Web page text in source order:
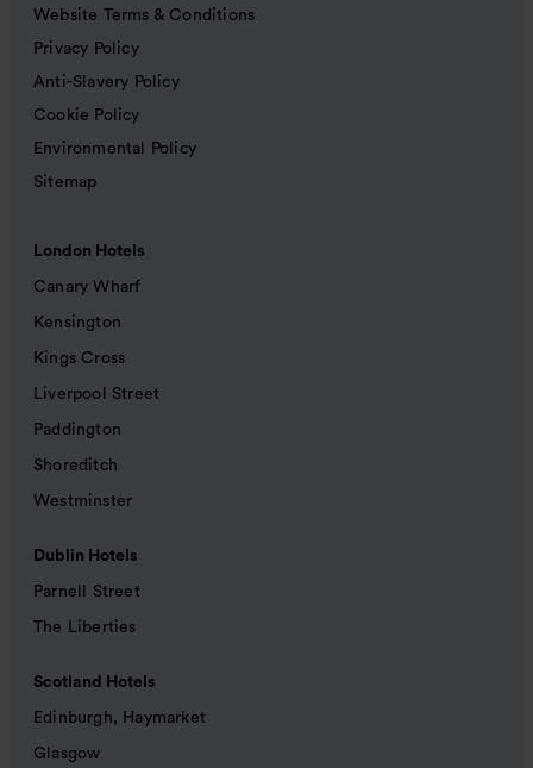
Website Terms & Conditions
Privacy Policy
Anti-Slavery Policy
Cookie Policy
Environmental Policy
Sitemap
London Hotels
Canary Wharf
Kensington
Kings Cross
Liverpool Street
Paddington
Shoreditch
Westminster
Dublin Hotels
Parnell Street
The Liberties
Scotland Hotels
Edinburgh, Haymarket
Glasgow